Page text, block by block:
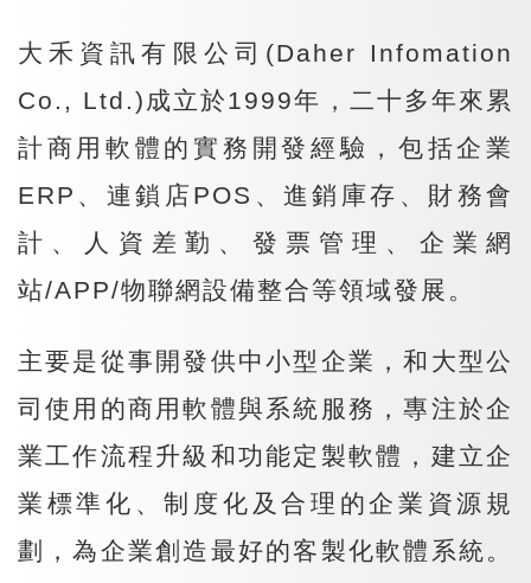
大禾資訊有限公司(Daher Infomation
Co., Ltd.)成立於1999年，二十多年來累
計商用軟體的實務開發經驗，包括企業
ERP、連鎖店POS、進銷庫存、財務會
計、人資差勤、發票管理、企業網
站/APP/物聯網設備整合等領域發展。
主要是從事開發供中小型企業，和大型公
司使用的商用軟體與系統服務，專注於企
業工作流程升級和功能定製軟體，建立企
業標準化、制度化及合理的企業資源規
劃，為企業創造最好的客製化軟體系統。